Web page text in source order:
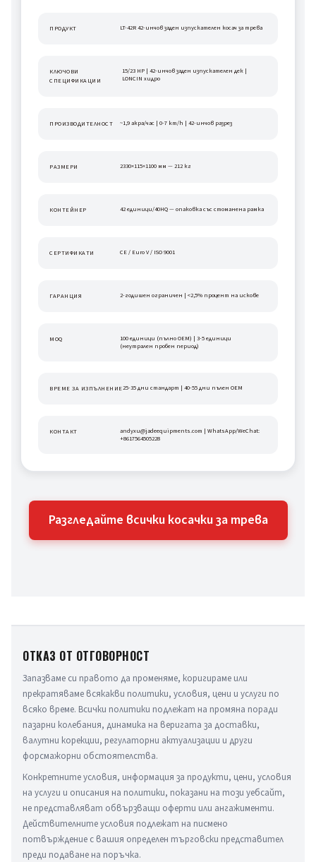
ПРОДУКТ LT-42R 42-инчов заден изпускателен косач за трева
КЛЮЧОВИ
СПЕЦИФИКАЦИИ
15/23 HP | 42-инчов заден изпускателен дек |
LONCIN хидро
ПРОИЗВОДИТЕЛНОСТ ~1,9 акра/час | 0-7 km/h | 42-инчов разрез
РАЗМЕРИ 2330×115×1100 мм — 212 кг
КОНТЕЙНЕР 42 единици/40HQ — опаковка със стоманена рамка
СЕРТИФИКАТИ CE / Euro V / ISO 9001
ГАРАНЦИЯ 2-годишен ограничен | <2,5% процент на искове
MOQ
100 единици (пълно OEM) | 3-5 единици
(неутрален пробен период)
ВРЕМЕ ЗА ИЗПЪЛНЕНИЕ25-35 дни стандарт | 40-55 дни пълен OEM
КОНТАКТ
andyxu@jadeequipments.com | WhatsApp/WeChat:
+8617564505228
Разгледайте всички косачки за трева
ОТКАЗ ОТ ОТГОВОРНОСТ
Запазваме си правото да променяме, коригираме или
прекратяваме всякакви политики, условия, цени и услуги по
всяко време. Всички политики подлежат на промяна поради
пазарни колебания, динамика на веригата за доставки,
валутни корекции, регулаторни актуализации и други
форсмажорни обстоятелства.
Конкретните условия, информация за продукти, цени, условия
на услуги и описания на политики, показани на този уебсайт,
не представляват обвързващи оферти или ангажименти.
Действителните условия подлежат на писмено
потвърждение с вашия определен търговски представител
преди подаване на поръчка.